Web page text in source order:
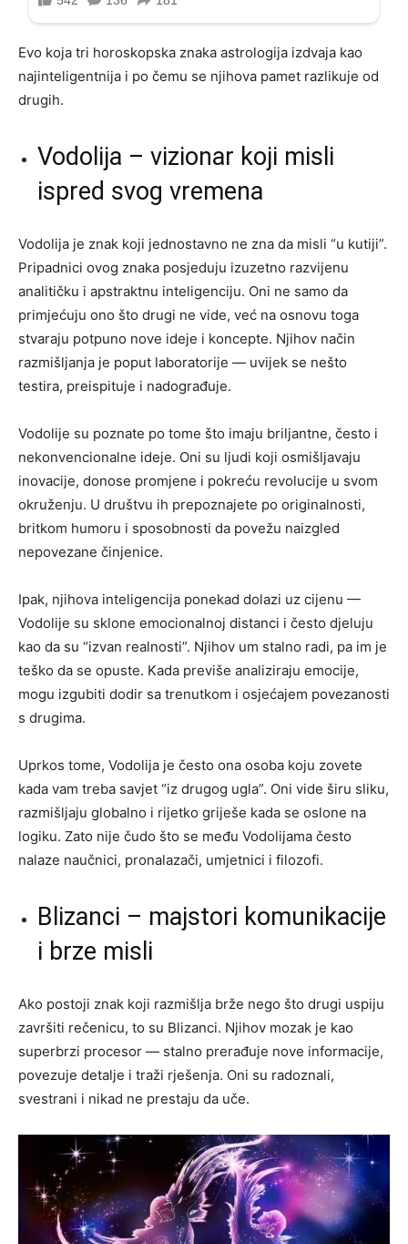
Evo koja tri horoskopska znaka astrologija izdvaja kao
najinteligentnija i po čemu se njihova pamet razlikuje od
drugih.
Vodolija – vizionar koji misli
ispred svog vremena
Vodolija je znak koji jednostavno ne zna da misli “u kutiji”.
Pripadnici ovog znaka posjeduju izuzetno razvijenu
analitičku i apstraktnu inteligenciju. Oni ne samo da
primjećuju ono što drugi ne vide, već na osnovu toga
stvaraju potpuno nove ideje i koncepte. Njihov način
razmišljanja je poput laboratorije — uvijek se nešto
testira, preispituje i nadograđuje.
Vodolije su poznate po tome što imaju briljantne, često i
nekonvencionalne ideje. Oni su ljudi koji osmišljavaju
inovacije, donose promjene i pokreću revolucije u svom
okruženju. U društvu ih prepoznajete po originalnosti,
britkom humoru i sposobnosti da povežu naizgled
nepovezane činjenice.
Ipak, njihova inteligencija ponekad dolazi uz cijenu —
Vodolije su sklone emocionalnoj distanci i često djeluju
kao da su “izvan realnosti”. Njihov um stalno radi, pa im je
teško da se opuste. Kada previše analiziraju emocije,
mogu izgubiti dodir sa trenutkom i osjećajem povezanosti
s drugima.
Uprkos tome, Vodolija je često ona osoba koju zovete
kada vam treba savjet “iz drugog ugla”. Oni vide širu sliku,
razmišljaju globalno i rijetko griješe kada se oslone na
logiku. Zato nije čudo što se među Vodolijama često
nalaze naučnici, pronalazači, umjetnici i filozofi.
Blizanci – majstori komunikacije
i brze misli
Ako postoji znak koji razmišlja brže nego što drugi uspiju
završiti rečenicu, to su Blizanci. Njihov mozak je kao
superbrzi procesor — stalno prerađuje nove informacije,
povezuje detalje i traži rješenja. Oni su radoznali,
svestrani i nikad ne prestaju da uče.